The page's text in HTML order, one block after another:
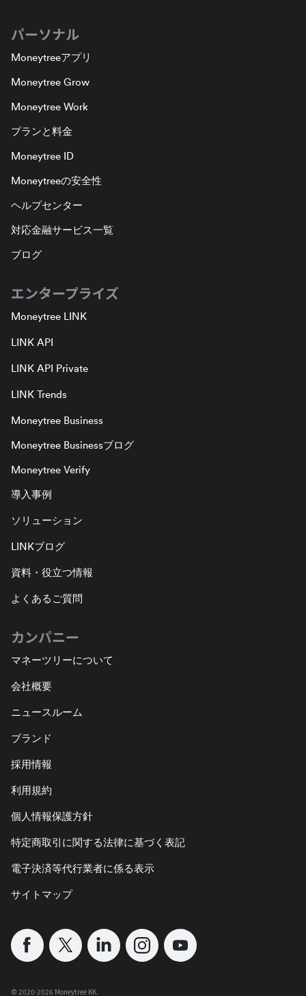
パーソナル
Moneytreeアプリ
Moneytree Grow
Moneytree Work
プランと料金
Moneytree ID
Moneytreeの安全性
ヘルプセンター
対応金融サービス一覧
ブログ
エンタープライズ
Moneytree LINK
LINK API
LINK API Private
LINK Trends
Moneytree Business
Moneytree Businessブログ
Moneytree Verify
導入事例
ソリューション
LINKブログ
資料・役立つ情報
よくあるご質問
カンパニー
マネーツリーについて
会社概要
ニュースルーム
ブランド
採用情報
利用規約
個人情報保護方針
特定商取引に関する法律に基づく表記
電子決済等代行業者に係る表示
サイトマップ
©︎ 2020-2026 Moneytree KK.